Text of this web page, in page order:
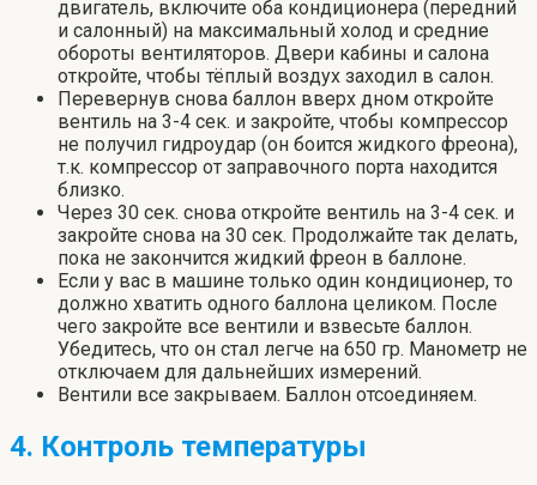
двигатель, включите оба кондиционера (передний
и салонный) на максимальный холод и средние
обороты вентиляторов. Двери кабины и салона
откройте, чтобы тёплый воздух заходил в салон.
Перевернув снова баллон вверх дном откройте
вентиль на 3-4 сек. и закройте, чтобы компрессор
не получил гидроудар (он боится жидкого фреона),
т.к. компрессор от заправочного порта находится
близко.
Через 30 сек. снова откройте вентиль на 3-4 сек. и
закройте снова на 30 сек. Продолжайте так делать,
пока не закончится жидкий фреон в баллоне.
Если у вас в машине только один кондиционер, то
должно хватить одного баллона целиком. После
чего закройте все вентили и взвесьте баллон.
Убедитесь, что он стал легче на 650 гр. Манометр не
отключаем для дальнейших измерений.
Вентили все закрываем. Баллон отсоединяем.
4. Контроль температуры